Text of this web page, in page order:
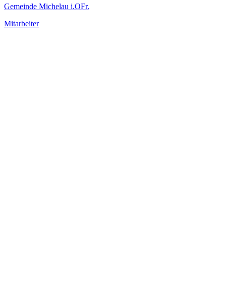
Gemeinde Michelau i.OFr.
Mitarbeiter